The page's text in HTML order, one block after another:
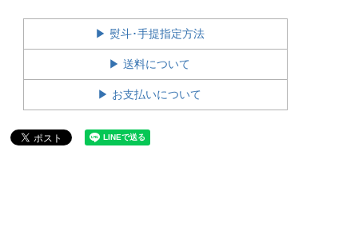
▶ 熨斗･手提指定方法
▶ 送料について
▶ お支払いについて